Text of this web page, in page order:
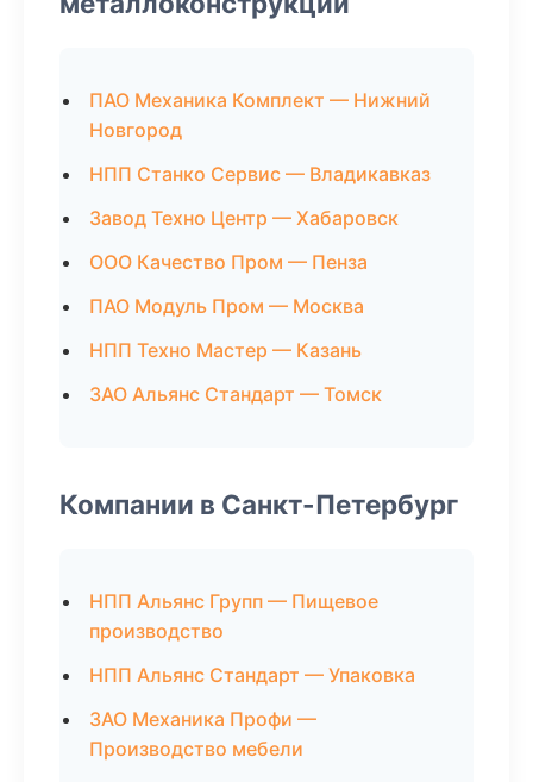
ПАО Механика Комплект — Нижний
Новгород
НПП Станко Сервис — Владикавказ
Завод Техно Центр — Хабаровск
ООО Качество Пром — Пенза
ПАО Модуль Пром — Москва
НПП Техно Мастер — Казань
ЗАО Альянс Стандарт — Томск
Компании в Санкт-Петербург
НПП Альянс Групп — Пищевое
производство
НПП Альянс Стандарт — Упаковка
ЗАО Механика Профи —
Производство мебели